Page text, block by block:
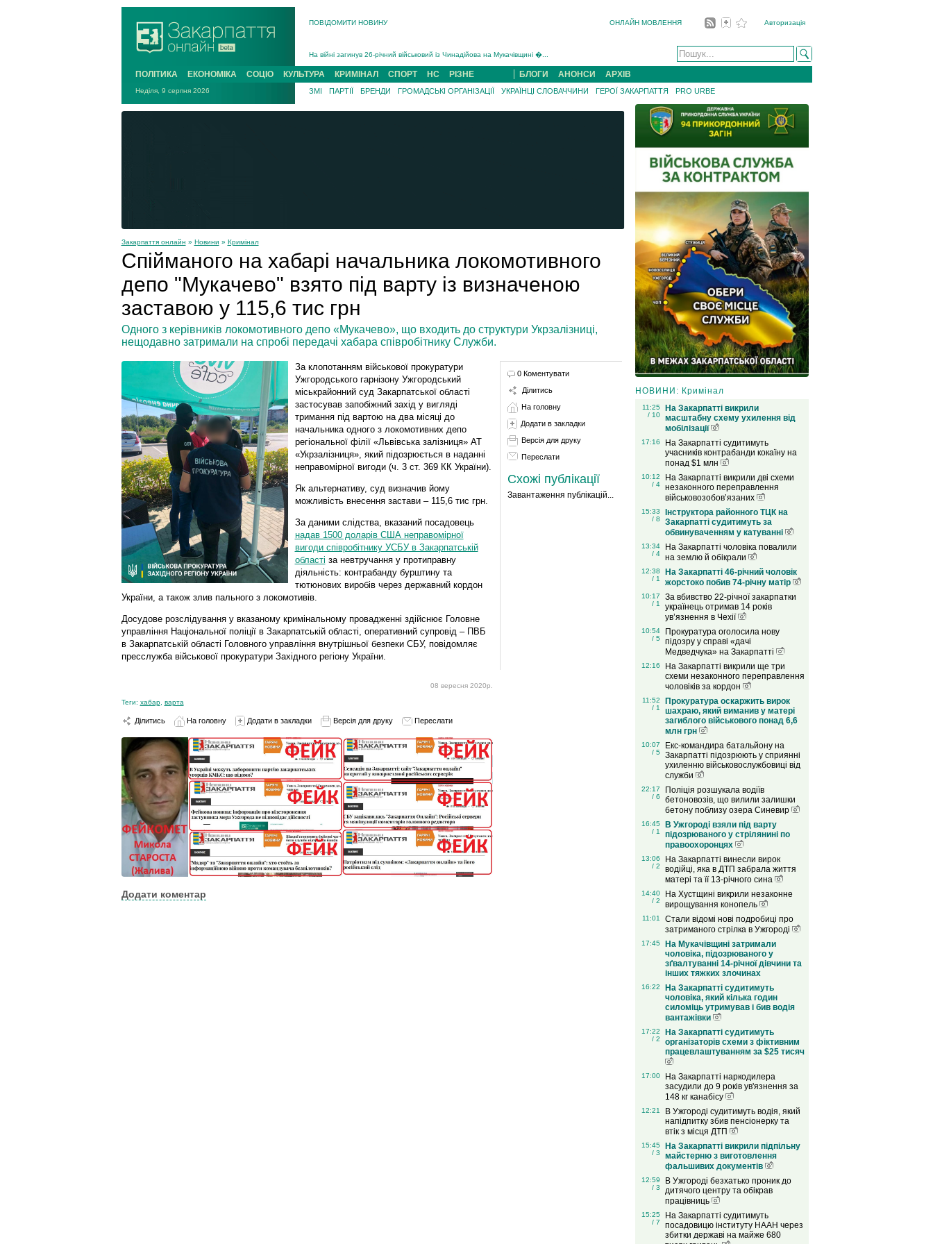
ПОВІДОМИТИ НОВИНУ ОНЛАЙН МОВЛЕННЯ Авторизація
Інструктора районного ТЦК на Закарпатті судитимуть за обвинуваченням у катув...
В Ужгороді попрощаються із полеглим на війні з росією захисником Володимиром Йор�...
В Ужгороді 5 серпня попрощаються із захисником Богданом Югасом, який два роки �...
ПОЛІТИКА ЕКОНОМІКА СОЦІО КУЛЬТУРА КРИМІНАЛ СПОРТ НС РІЗНЕ БЛОГИ АНОНСИ АРХІВ
Неділя, 9 серпня 2026 ЗМІ ПАРТІЇ БРЕНДИ ГРОМАДСЬКІ ОРГАНІЗАЦІЇ УКРАЇНЦІ СЛОВАЧЧИНИ ГЕРОЇ ЗАКАРПАТТЯ PRO URBE
Закарпаття онлайн » Новини » Кримінал
Спійманого на хабарі начальника локомотивного
депо "Мукачево" взято під варту із визначеною
заставою у 115,6 тис грн
Одного з керівників локомотивного депо «Мукачево», що входить до структури Укрзалізниці,
нещодавно затримали на спробі передачі хабара співробітнику Служби.
За клопотанням військової прокуратури
Ужгородського гарнізону Ужгородський
міськрайонний суд Закарпатської області
застосував запобіжний захід у вигляді
тримання під вартою на два місяці до
начальника одного з локомотивних депо
регіональної філії «Львівська залізниця» АТ
«Укрзалізниця», який підозрюється в наданні
неправомірної вигоди (ч. 3 ст. 369 КК України).
Як альтернативу, суд визначив йому
можливість внесення застави – 115,6 тис грн.
За даними слідства, вказаний посадовець
надав 1500 доларів США неправомірної
вигоди співробітнику УСБУ в Закарпатській
області за невтручання у протиправну
діяльність: контрабанду бурштину та
тютюнових виробів через державний кордон
України, а також злив пального з локомотивів.
Досудове розслідування у вказаному кримінальному провадженні здійснює Головне
управління Національної поліції в Закарпатській області, оперативний супровід – ПВБ
в Закарпатській області Головного управління внутрішньої безпеки СБУ, повідомляє
пресслужба військової прокуратури Західного регіону України.
08 вересня 2020р.
Теги: хабар, варта
Ділитись На головну Додати в закладки Версія для друку Переслати
Додати коментар
0 Коментувати
Ділитись
На головну
Додати в закладки
Версія для друку
Переслати
Схожі публікації
Завантаження публікацій...
НОВИНИ: Кримінал
11:25
/ 10
На Закарпатті викрили
масштабну схему ухилення від
мобілізації
17:16
На Закарпатті судитимуть
учасників контрабанди кокаїну на
понад $1 млн
10:12
/ 4
На Закарпатті викрили дві схеми
незаконного переправлення
військовозобов’язаних
15:33
/ 8
Інструктора районного ТЦК на
Закарпатті судитимуть за
обвинуваченням у катуванні
13:34
/ 4
На Закарпатті чоловіка повалили
на землю й обікрали
12:38
/ 1
На Закарпатті 46-річний чоловік
жорстоко побив 74-річну матір
10:17
/ 1
За вбивство 22-річної закарпатки
українець отримав 14 років
ув’язнення в Чехії
10:54
/ 5
Прокуратура оголосила нову
підозру у справі «дачі
Медведчука» на Закарпатті
12:16
На Закарпатті викрили ще три
схеми незаконного переправлення
чоловіків за кордон
11:52
/ 1
Прокуратура оскаржить вирок
шахраю, який виманив у матері
загиблого військового понад 6,6
млн грн
10:07
/ 5
Екс-командира батальйону на
Закарпатті підозрюють у сприянні
ухиленню військовослужбовиці від
служби
22:17
/ 6
Поліція розшукала водіїв
бетоновозів, що вилили залишки
бетону поблизу озера Синевир
16:45
/ 1
В Ужгороді взяли під варту
підозрюваного у стрілянині по
правоохоронцях
13:06
/ 2
На Закарпатті винесли вирок
водійці, яка в ДТП забрала життя
матері та її 13-річного сина
14:40
/ 2
На Хустщині викрили незаконне
вирощування конопель
11:01
Стали відомі нові подробиці про
затриманого стрілка в Ужгороді
17:45
На Мукачівщині затримали
чоловіка, підозрюваного у
зґвалтуванні 14-річної дівчини та
інших тяжких злочинах
16:22
На Закарпатті судитимуть
чоловіка, який кілька годин
силоміць утримував і бив водія
вантажівки
17:22
/ 2
На Закарпатті судитимуть
організаторів схеми з фіктивним
працевлаштуванням за $25 тисяч
17:00
На Закарпатті наркодилера
засудили до 9 років ув'язнення за
148 кг канабісу
12:21
В Ужгороді судитимуть водія, який
напідпитку збив пенсіонерку та
втік з місця ДТП
15:45
/ 3
На Закарпатті викрили підпільну
майстерню з виготовлення
фальшивих документів
12:59
/ 3
В Ужгороді безхатько проник до
дитячого центру та обікрав
працівниць
15:25
/ 7
На Закарпатті судитимуть
посадовицю інституту НААН через
збитки державі на майже 680